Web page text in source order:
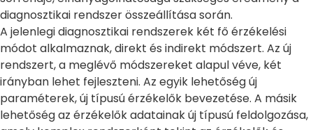
diagnosztikai rendszer összeállítása során.
A jelenlegi diagnosztikai rendszerek két fő érzékelési
módot alkalmaznak, direkt és indirekt módszert. Az új
rendszert, a meglévő módszereket alapul véve, két
irányban lehet fejleszteni. Az egyik lehetőség új
paraméterek, új típusú érzékelők bevezetése. A másik
lehetőség az érzékelők adatainak új típusú feldolgozása,